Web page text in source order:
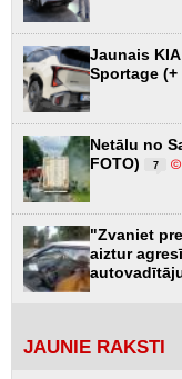
Jaunais
Sportage (+
Netālu no
FOTO)
7
"Zvaniet
aiztur
JAUNIE RAKSTI